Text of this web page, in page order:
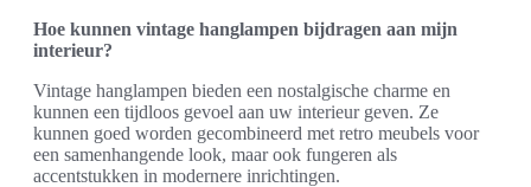
Hoe kunnen vintage hanglampen bijdragen aan mijn
interieur?
Vintage hanglampen bieden een nostalgische charme en
kunnen een tijdloos gevoel aan uw interieur geven. Ze
kunnen goed worden gecombineerd met retro meubels voor
een samenhangende look, maar ook fungeren als
accentstukken in modernere inrichtingen.